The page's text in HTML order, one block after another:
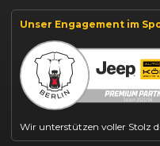
Suzuki Swift finanzieren
BYD Dolphin finanzieren
Kia Ceed finanzieren
Kia Sportage leasen
Mazda CX-30 finanzieren
Citroën C3 leasen
Unser Engagement im
Wir unterstützen voller Stolz